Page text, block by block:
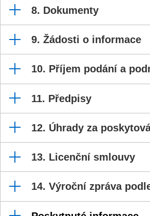
Dokumenty
Žádosti o informace
Příjem podání a
Předpisy
Úhrady za
Licenční smlouvy
Výroční zpráva